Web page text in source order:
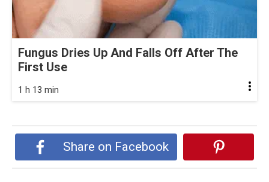
Fungus Dries Up And Falls Off After The
First Use
1 h 13 min
Share on Facebook